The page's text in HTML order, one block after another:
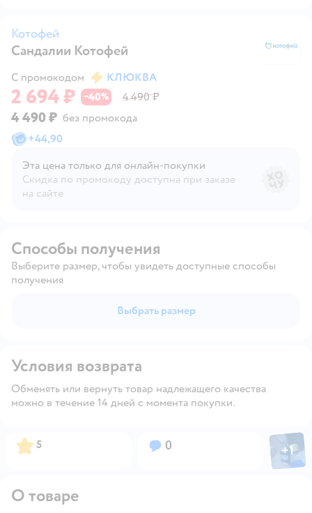
Котофей
Сандалии Котофей
С промокодом
КЛЮКВА
2 694 ₽ −40% 4 490 ₽
4 490 ₽ без промокода
+44,90
Эта цена только для онлайн‑покупки
Скидка по промокоду доступна при заказе
на сайте
Способы получения
Выберите размер, чтобы увидеть доступные способы
получения
Выбрать размер
Условия возврата
Обменять или вернуть товар надлежащего качества
можно в течение 14 дней с момента покупки.
Рейтинг:
5 Вопросов:
0 Фото
+1
О товаре